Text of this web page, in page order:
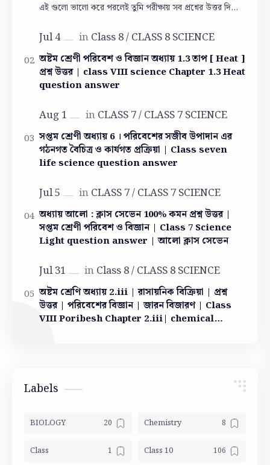
এই গুলো ভালো করে পরলেই তুমি পরীক্ষায় সব প্রশ্নের উত্তর দিতে
অষ্টম শ্রেণী পরিবেশ ও বিজ্ঞান অধ্যায় 1.3 তাপ [ Heat ]
প্রশ্ন উত্তর | class VIII science Chapter 1.3 Heat
question answer
সপ্তম শ্রেণী অধ্যায় 6 । পরিবেশের সজীব উপাদান এর
গঠনগত বৈচিত্র ও কার্যগত প্রক্রিয়া | Class seven
life science question answer
অধ্যায় আলো : ক্লাস সেভেন 100% কমন প্রশ্ন উত্তর |
সপ্তম শ্রেণী পরিবেশ ও বিজ্ঞান | Class 7 Science
Light question answer | আলো ক্লাস সেভেন
অষ্টম শ্রেণি অধ্যায় 2.iii | রাসায়নিক বিক্রিয়া | প্রশ্ন
উত্তর | পরিবেশের বিজ্ঞান | জারন বিজারণ | Class
VIII Poribesh Chapter 2.iii| chemical
Labels
BIOLOGY Chemistry
Class Class 10